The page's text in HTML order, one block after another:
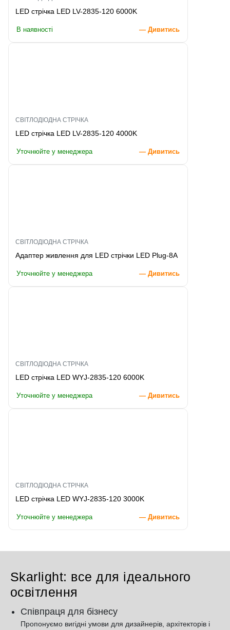
LED стрічка LED LV-2835-120 6000K
В наявності — Дивитись
СВІТЛОДІОДНА СТРІЧКА
LED стрічка LED LV-2835-120 4000K
Уточнюйте у менеджера — Дивитись
СВІТЛОДІОДНА СТРІЧКА
Адаптер живлення для LED стрічки LED Plug-8A
Уточнюйте у менеджера — Дивитись
СВІТЛОДІОДНА СТРІЧКА
LED стрічка LED WYJ-2835-120 6000K
Уточнюйте у менеджера — Дивитись
СВІТЛОДІОДНА СТРІЧКА
LED стрічка LED WYJ-2835-120 3000K
Уточнюйте у менеджера — Дивитись
Skarlight: все для ідеального
освітлення
Співпраця для бізнесу
Пропонуємо вигідні умови для дизайнерів, архітекторів і